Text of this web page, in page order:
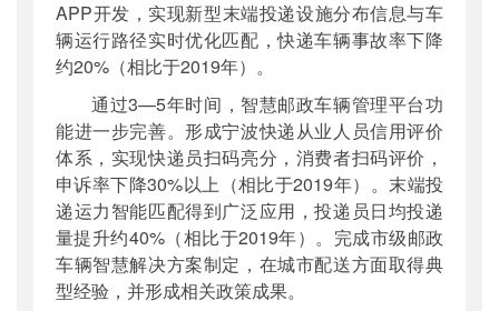
APP开发，实现新型末端投递设施分布信息与车
辆运行路径实时优化匹配，快递车辆事故率下降
约20%（相比于2019年）。
通过3—5年时间，智慧邮政车辆管理平台功
能进一步完善。形成宁波快递从业人员信用评价
体系，实现快递员扫码亮分，消费者扫码评价，
申诉率下降30%以上（相比于2019年）。末端投
递运力智能匹配得到广泛应用，投递员日均投递
量提升约40%（相比于2019年）。完成市级邮政
车辆智慧解决方案制定，在城市配送方面取得典
型经验，并形成相关政策成果。